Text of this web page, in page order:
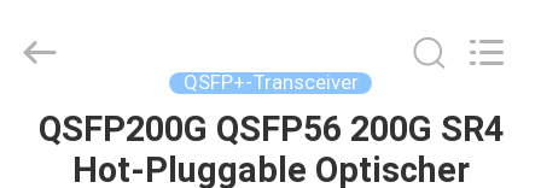
ZU
HAUSE
Co.,Ltd..
QSFP+-Transceiver
QSFP200G QSFP56 200G SR4
Hot-Pluggable Optischer